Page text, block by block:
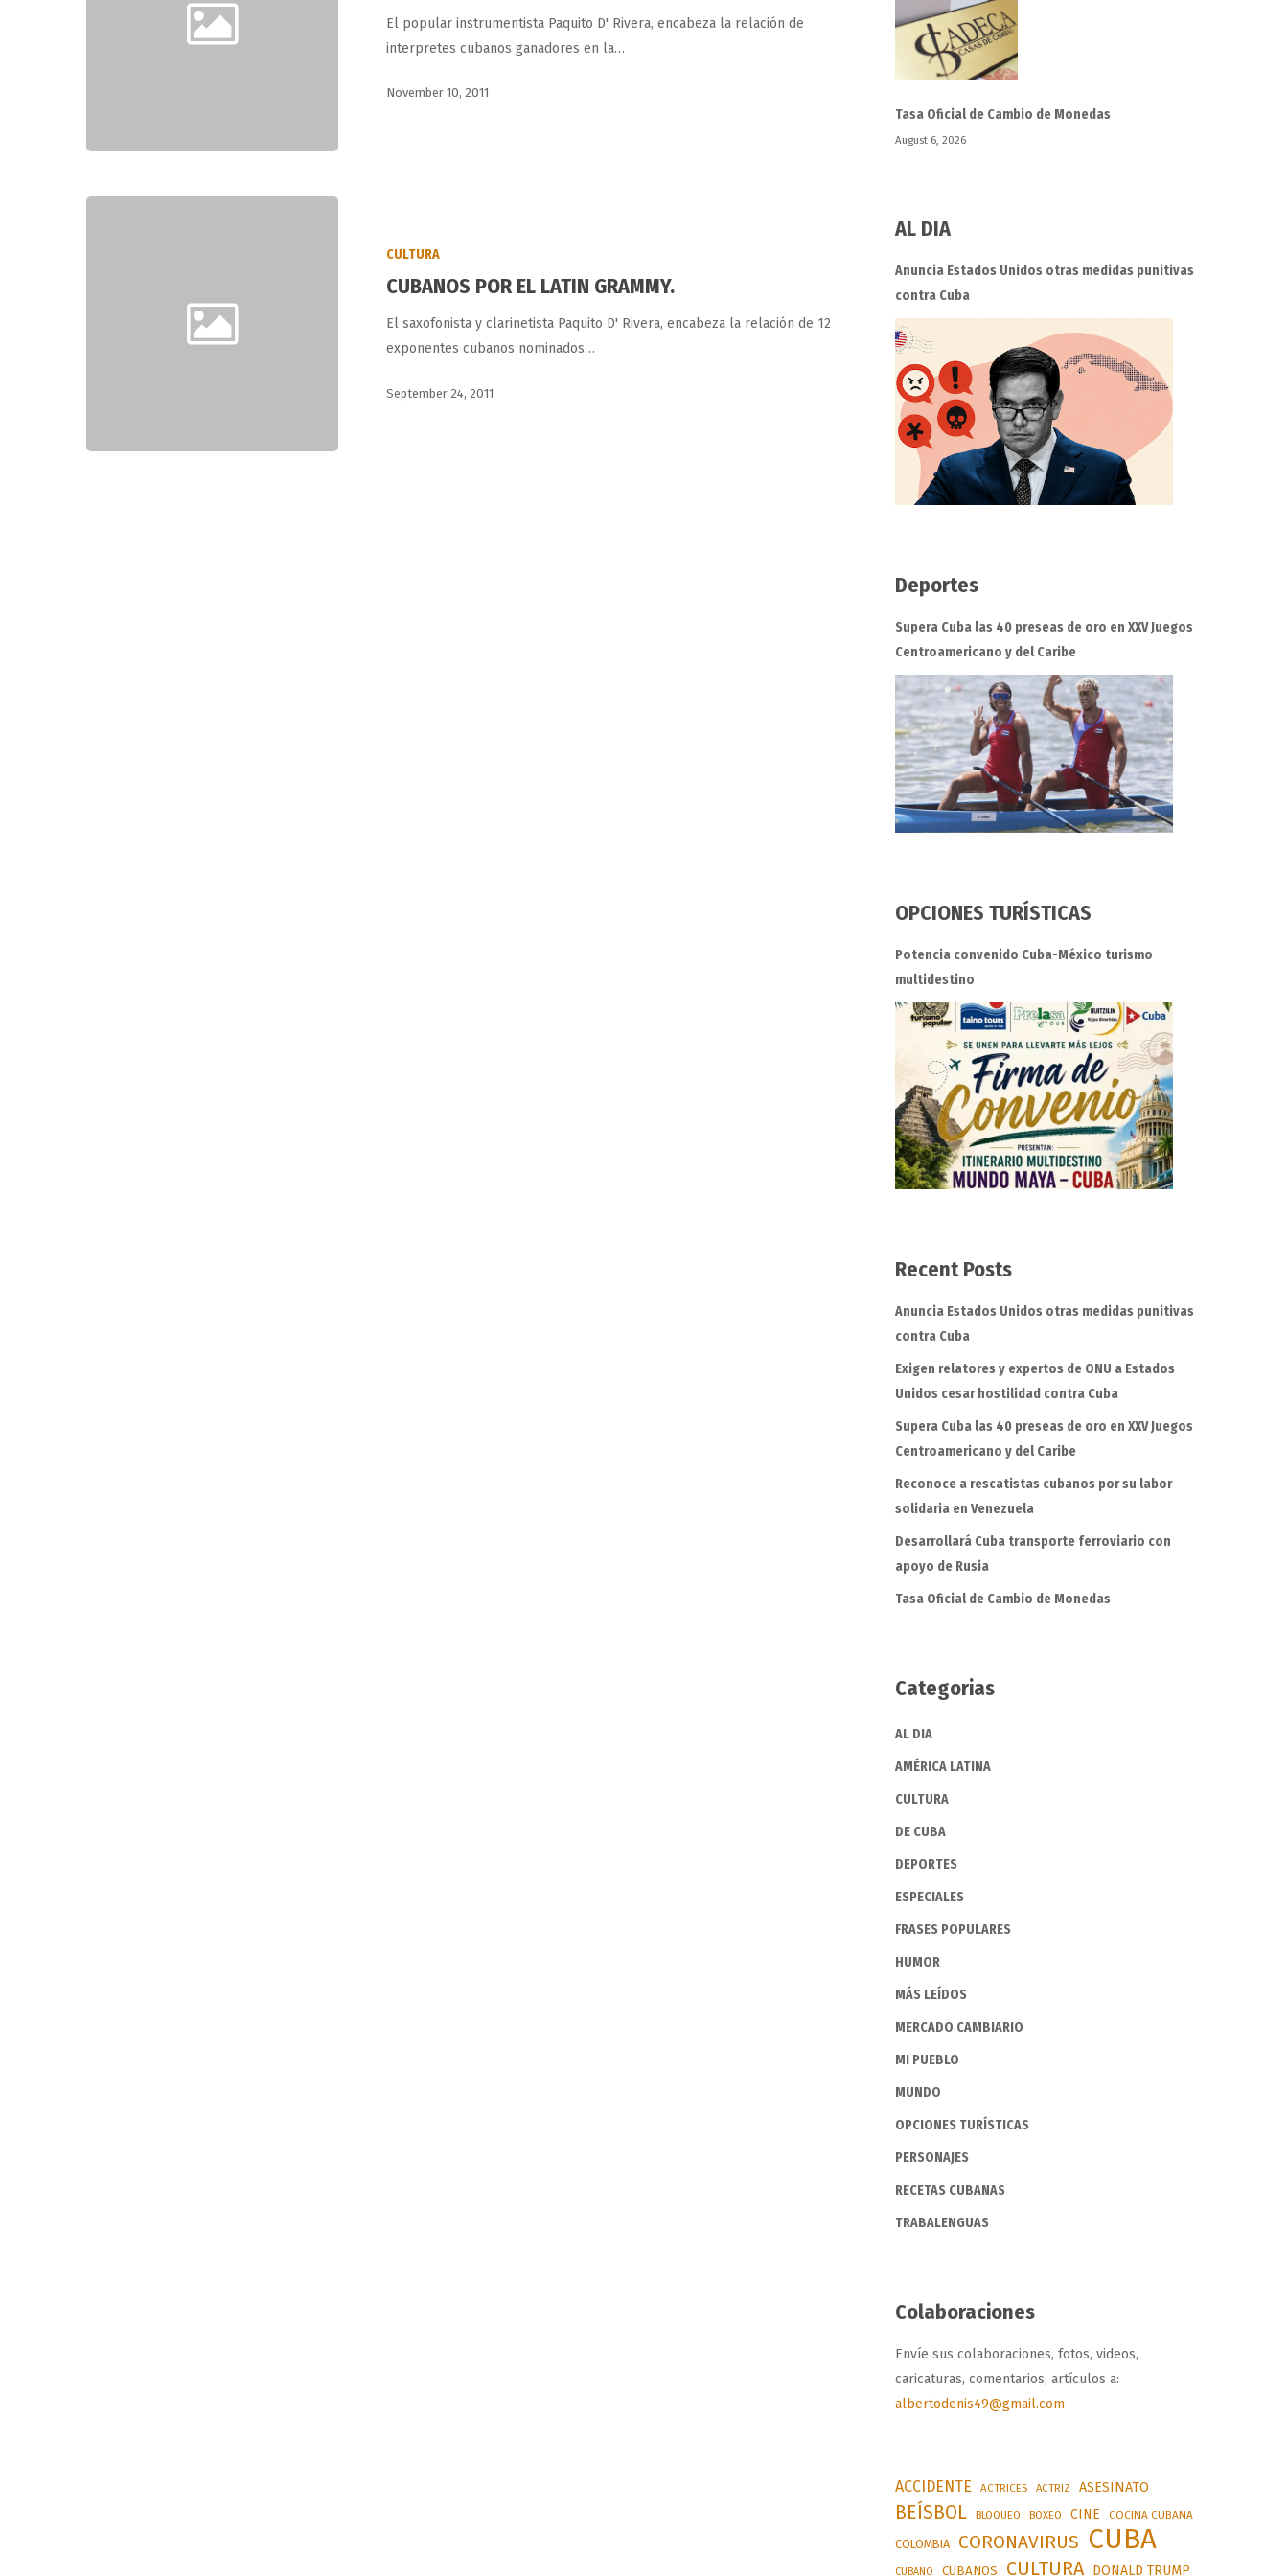
El popular instrumentista Paquito D' Rivera, encabeza la relación de
interpretes cubanos ganadores en la…
November 10, 2011
CULTURA
CUBANOS POR EL LATIN GRAMMY.
El saxofonista y clarinetista Paquito D' Rivera, encabeza la relación de 12
exponentes cubanos nominados…
September 24, 2011
Tasa Oficial de Cambio de Monedas
August 6, 2026
AL DIA
Anuncia Estados Unidos otras medidas punitivas
contra Cuba
Deportes
Supera Cuba las 40 preseas de oro en XXV Juegos
Centroamericano y del Caribe
OPCIONES TURÍSTICAS
Potencia convenido Cuba-México turismo
multidestino
Recent Posts
Anuncia Estados Unidos otras medidas punitivas
contra Cuba
Exigen relatores y expertos de ONU a Estados
Unidos cesar hostilidad contra Cuba
Supera Cuba las 40 preseas de oro en XXV Juegos
Centroamericano y del Caribe
Reconoce a rescatistas cubanos por su labor
solidaria en Venezuela
Desarrollará Cuba transporte ferroviario con
apoyo de Rusia
Tasa Oficial de Cambio de Monedas
Categorias
AL DIA
AMÉRICA LATINA
CULTURA
DE CUBA
DEPORTES
ESPECIALES
FRASES POPULARES
HUMOR
MÁS LEÍDOS
MERCADO CAMBIARIO
MI PUEBLO
MUNDO
OPCIONES TURÍSTICAS
PERSONAJES
RECETAS CUBANAS
TRABALENGUAS
Colaboraciones
Envíe sus colaboraciones, fotos, videos,
caricaturas, comentarios, artículos a:
albertodenis49@gmail.com
ACCIDENTE ACTRICES ACTRIZ ASESINATO
BEÍSBOL BLOQUEO BOXEO CINE COCINA CUBANA
COLOMBIA CORONAVIRUS CUBA
CUBANO CUBANOS CULTURA DONALD TRUMP